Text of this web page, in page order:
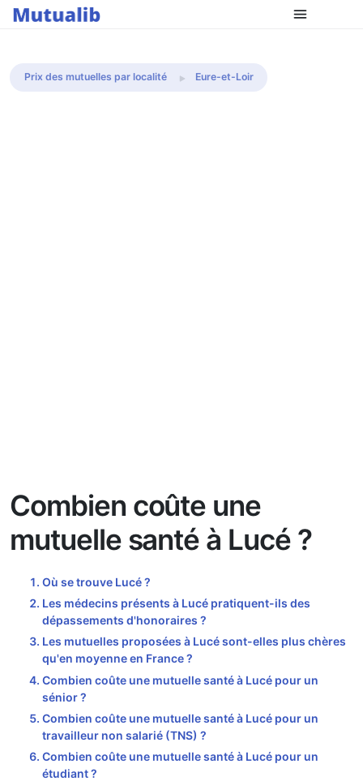
Comparer les mutuelles
Prix des mutuelles par localité Eure-et-Loir
Combien coûte une
mutuelle santé à Lucé ?
Où se trouve Lucé ?
Les médecins présents à Lucé pratiquent-ils des
dépassements d'honoraires ?
Les mutuelles proposées à Lucé sont-elles plus chères
qu'en moyenne en France ?
Combien coûte une mutuelle santé à Lucé pour un
sénior ?
Combien coûte une mutuelle santé à Lucé pour un
travailleur non salarié (TNS) ?
Combien coûte une mutuelle santé à Lucé pour un
étudiant ?